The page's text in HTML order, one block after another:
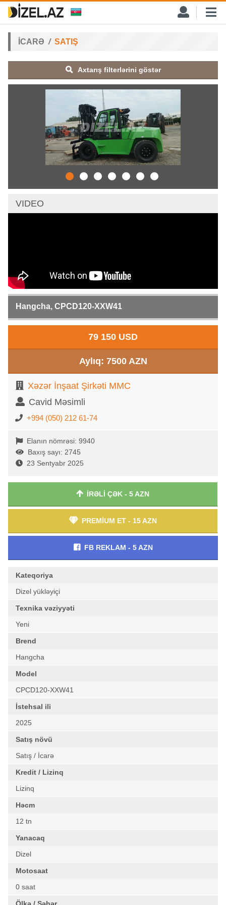
İCARƏ SATIŞ
Axtarış filterlərini göstər
VIDEO
Hangcha, CPCD120-XXW41
79 150 USD
Aylıq: 7500 AZN
Xəzər İnşaat Şirkəti MMC
Cavid Məsimli
+994 (050) 212 61-74
Elanın nömrəsi: 9940
Baxış sayı: 2745
23 Sentyabr 2025
İRƏLİ ÇƏK - 5 AZN
PREMİUM ET - 15 AZN
FB REKLAM - 5 AZN
Kateqoriya
Dizel yükləyiçi
Texnika vəziyyəti
Yeni
Brend
Hangcha
Model
CPCD120-XXW41
İstehsal ili
2025
Satış növü
Satış / İcarə
Kredit / Lizinq
Lizinq
Həcm
12 tn
Yanacaq
Dizel
Motosaat
0 saat